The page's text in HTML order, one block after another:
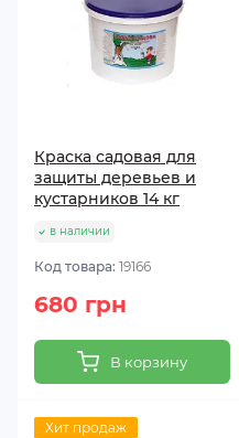
Краска садовая для
защиты деревьев и
кустарников 14 кг
в наличии
Код товара: 19166
680 грн
В корзину
Хит продаж